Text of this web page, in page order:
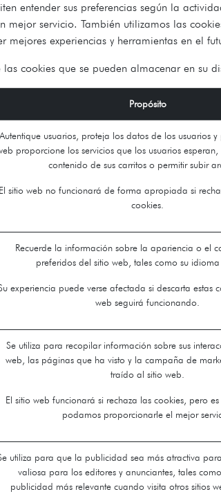
entender sus preferencias según la
mejor servicio. También utilizamos las
mejores experiencias y herramientas en el
cookies que se pueden almacenar en su
Propósito
Autentique usuarios, proteja los datos de los usuarios
proporcione los servicios que los usuarios
contenido de sus carritos o permitir subir
El sitio web no funcionará de forma apropiada si
cookies.
Recuerde la información sobre la apariencia o el
preferidos del sitio web, tales como su
experiencia puede verse afectada si descarta estas
web seguirá funcionando.
Se utiliza para recopilar información sobre sus
web, las páginas que ha visto y la campaña de
traído al sitio web.
El sitio web funcionará si rechaza las cookies, pero
podamos proporcionarle el mejor
utiliza para que la publicidad sea más atractiva
valiosa para los editores y anunciantes, tales
publicidad más relevante cuando visita otros sitios